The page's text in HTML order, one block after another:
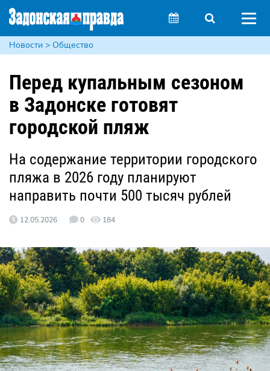
Новости > Общество
Перед купальным сезоном
в Задонске готовят
городской пляж
На содержание территории городского
пляжа в 2026 году планируют
направить почти 500 тысяч рублей
12.05.2026 0 184